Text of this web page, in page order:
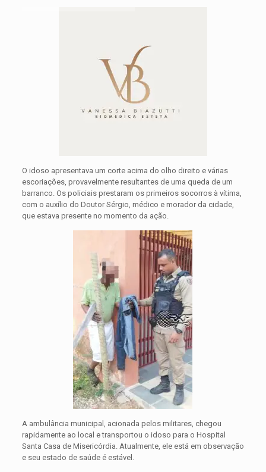
O idoso apresentava um corte acima do olho direito e várias
escoriações, provavelmente resultantes de uma queda de um
barranco. Os policiais prestaram os primeiros socorros à vítima,
com o auxílio do Doutor Sérgio, médico e morador da cidade,
que estava presente no momento da ação.
A ambulância municipal, acionada pelos militares, chegou
rapidamente ao local e transportou o idoso para o Hospital
Santa Casa de Misericórdia. Atualmente, ele está em observação
e seu estado de saúde é estável.